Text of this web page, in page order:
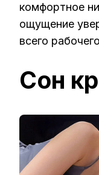
комфортное
ощущение
всего
Сон